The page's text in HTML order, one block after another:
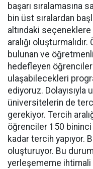
başarı sıralamasına
bin üst sıralardan
altındaki
aralığı
bulunan ve
hedefleyen
ulaşabilecekleri
ediyoruz. Dolayısıyla
üniversitelerin de
gerekiyor. Tercih
öğrenciler 150
kadar tercih yapıyor.
oluşturuyor. Bu
yerleşememe